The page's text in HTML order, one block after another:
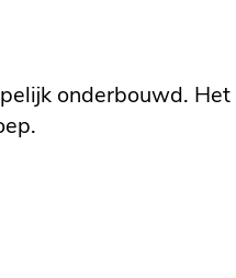
onderbouwd.